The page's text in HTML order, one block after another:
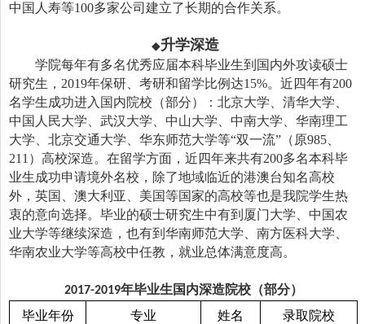
中国人寿等100多家公司建立了长期的合作关系。
◆升学深造
学院每年有多名优秀应届本科毕业生到国内外攻读硕士
研究生， 2019年保研、考研和留学比例达15%。近四年有200
名学生成功进入国内院校（部分）：北京大学、清华大学、
中国人民大学、武汉大学、中山大学、中南大学、华南理工
大学、北京交通大学、华东师范大学等“双一流”（原985
211 ）高校深造。在留学方面，近四年来共有200多名本科毕
业生成功申请境外名校，除了地域临近的港澳台知名高校
外，英国、澳大利亚、美国等国家的高校等也是我院学生热
衷的意向选择。毕业的硕士研究生中有到厦门大学、中国农
业大学等继续深造，也有到华南师范大学、南方医科大学、
华南农业大学等高校中任教，就业总体满意度高。
2017-2019年毕业生国内深造院校（部分）
毕业年份
专业 姓名 录取院校